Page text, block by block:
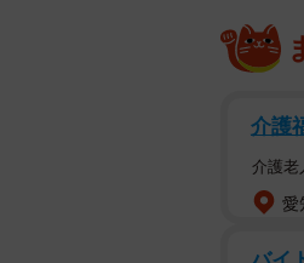
介護
介護老
愛